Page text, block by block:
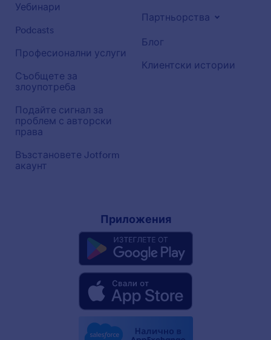
Уебинари
Podcasts
Професионални услуги
Съобщете за
злоупотреба
Подайте сигнал за
проблем с авторски
права
Възстановете Jotform
акаунт
Партньорства
Блог
Клиентски истории
Приложения